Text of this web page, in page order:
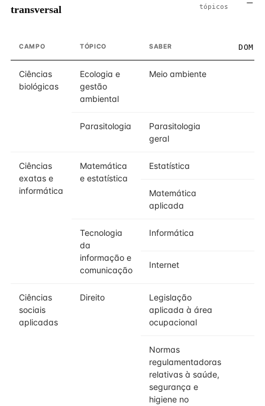
transversal
tópicos
CAMPO TÓPICO SABER
Ciências
biológicas
Ecologia e
gestão
ambiental
Meio ambiente
Parasitologia
Parasitologia
geral
Ciências
exatas e
informática
Matemática
e estatística
Estatística
Matemática
aplicada
Tecnologia
da
informação e
comunicação
Informática
Internet
Ciências
sociais
aplicadas
Direito
Legislação
aplicada à área
ocupacional
Normas
regulamentadoras
relativas à saúde,
segurança e
higiene no